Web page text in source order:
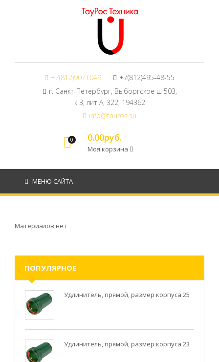
+7(812)9071049
+7(812)495-48-55
г. Санкт-Петербург, Выборгское ш 503,
к 3, лит А, 322, 194362
info@tauros.su
0 0.00руб.
Моя корзина
МЕНЮ САЙТА
Материалов нет
ПОПУЛЯРНОЕ
Удлинитель, прямой, размер корпуса 25
Удлинитель, прямой, размер корпуса 23